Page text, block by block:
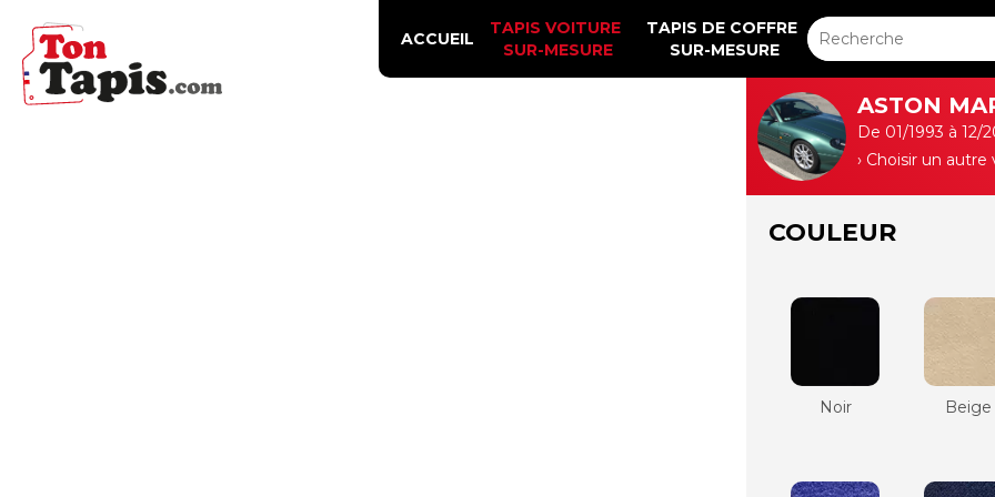
ASTON
De 01/1993 à 12/
› Choisir un autre
COULEUR
Noir Beige
ACCUEIL
TAPIS VOITURE
SUR-MESURE
TAPIS DE COFFRE
SUR-MESURE